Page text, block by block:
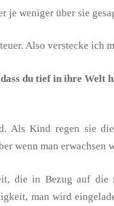
je weniger über sie
Also verstecke ich
du tief in ihre Welt
Als Kind regen sie
wenn man
die in Bezug auf
man wird